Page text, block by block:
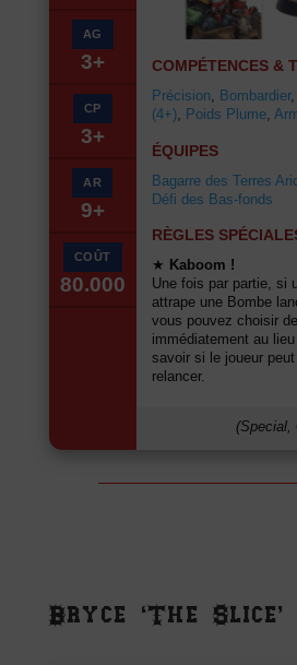
AG
3+
CP
3+
AR
9+
COÛT
80.000
COMPÉTENCES &
Précision, Bombardier,
(4+), Poids Plume,
ÉQUIPES
Bagarre des Terres
Défi des Bas-fonds
RÈGLES
★ Kaboom !
Une fois par partie, si
attrape une Bombe
vous pouvez choisir
immédiatement au
savoir si le joueur
relancer.
(Special,
Bryce ‘The Slice’